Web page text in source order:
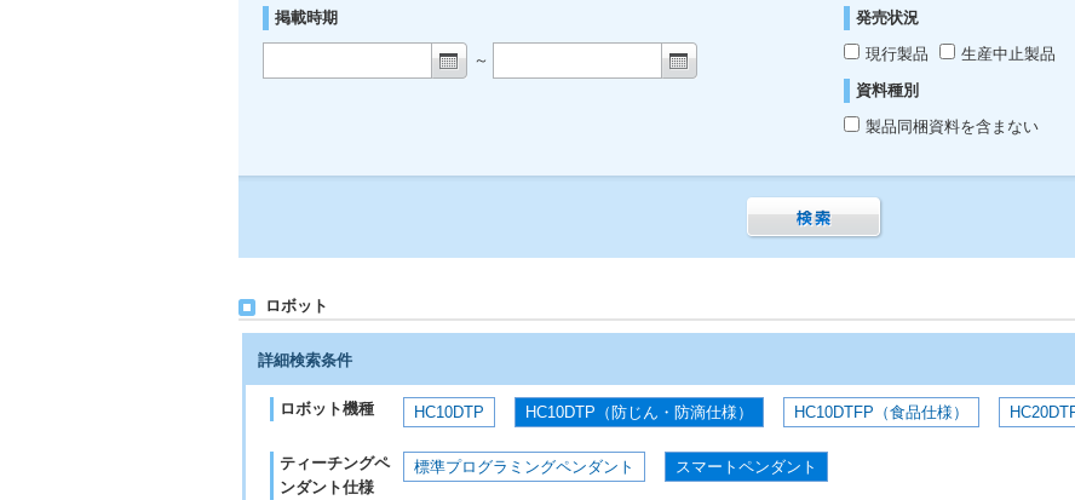
掲載時期
～
発売状況
現行製品
生産中止製品
資料種別
製品同梱資料を含まない
ロボット
詳細検索条件
ロボット機種 HC10DTP HC10DTP（防じん・防滴仕様） HC10DTFP（食品仕様）
ティーチングペ
ンダント仕様
標準プログラミングペンダント スマートペンダント